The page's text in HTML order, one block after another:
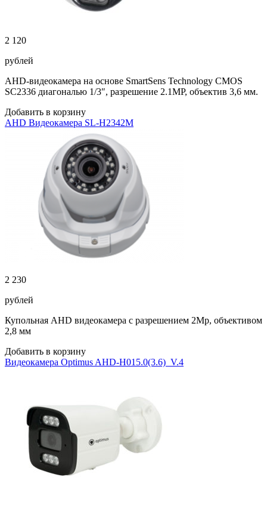
2 120
рублей
AHD-видеокамера на основе SmartSens Technology CMOS
SC2336 диагональю 1/3″, разрешение 2.1MP, объектив 3,6 мм.
Добавить в корзину
AHD Видеокамера SL-H2342M
2 230
рублей
Купольная AHD видеокамера с разрешением 2Мр, объективом
2,8 мм
Добавить в корзину
Видеокамера Optimus AHD-H015.0(3.6)_V.4